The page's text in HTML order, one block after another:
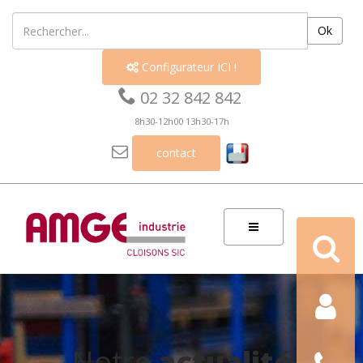
Ok
 Configurateur ICI !
 02 32 842 842
8h30-12h00 13h30-17h
 contact